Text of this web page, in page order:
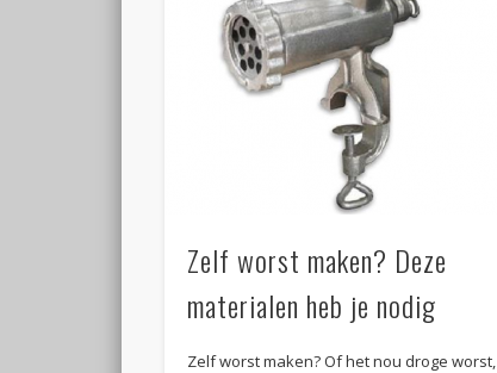
Zelf worst maken? Deze
materialen heb je nodig
Zelf worst maken? Of het nou droge worst,